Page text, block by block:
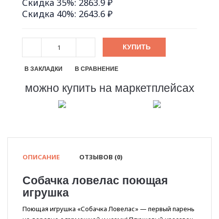
Скидка 35%: 2863.9 ₽
Скидка 40%: 2643.6 ₽
КУПИТЬ
В ЗАКЛАДКИ В СРАВНЕНИЕ
можно купить на маркетплейсах
ОПИСАНИЕ ОТЗЫВОВ (0)
Собачка ловелас поющая
игрушка
Поющая игрушка «Собачка Ловелас» — первый парень